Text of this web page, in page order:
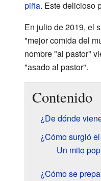
piña. Este delicioso
En julio de 2019, el
"mejor comida del
nombre "al pastor"
"asado al pastor".
Contenido
¿De dónde
¿Cómo surgió
Un mito
¿Cómo se